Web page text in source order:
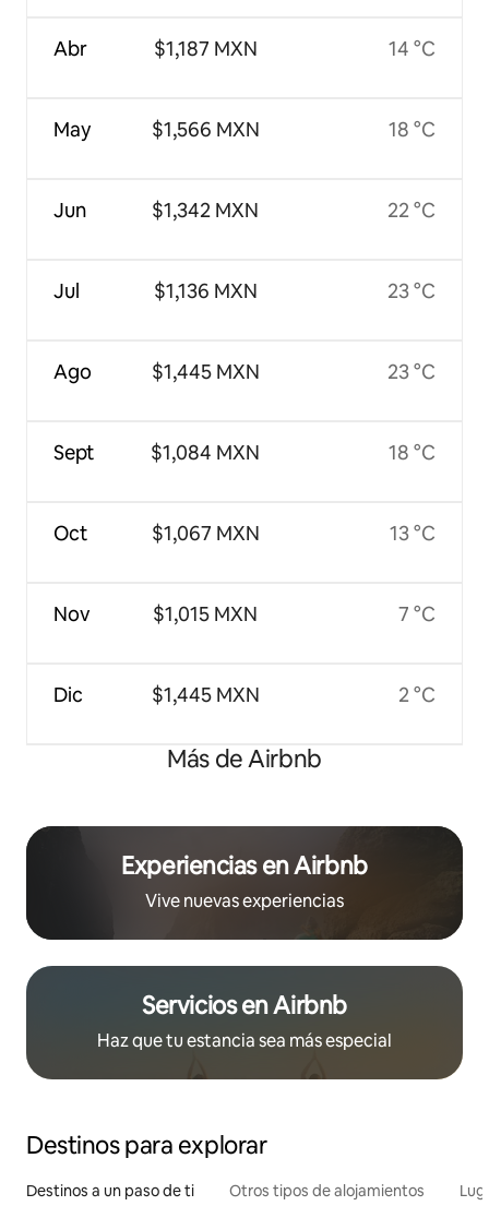
Abr
May
Jun
Jul
Ago
Sept
Oct
Nov
Dic
$1,187 MXN
$1,566 MXN
$1,342 MXN
$1,136 MXN
$1,445 MXN
$1,084 MXN
$1,067 MXN
$1,015 MXN
$1,445 MXN
14 °C
18 °C
22 °C
23 °C
23 °C
18 °C
13 °C
7 °C
2 °C
Más de Airbnb
Experiencias en Airbnb
Vive nuevas experiencias
Servicios en Airbnb
Haz que tu estancia sea más especial
Destinos para explorar
Destinos a un paso de ti Otros tipos de alojamientos